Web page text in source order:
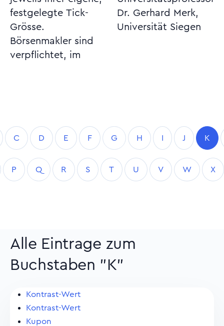
festgelegte Tick-
Grösse.
Börsenmakler sind
verpflichtet, im
Dr. Gerhard Merk,
Universität Siegen
C D E F G H I J K
P Q R S T U V W X
Alle Eintrage zum
Buchstaben "K"
Kontrast-Wert
Kontrast-Wert
Kupon